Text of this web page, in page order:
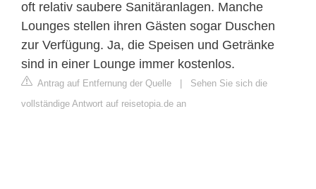
oft relativ saubere Sanitäranlagen. Manche
Lounges stellen ihren Gästen sogar Duschen
zur Verfügung. Ja, die Speisen und Getränke
sind in einer Lounge immer kostenlos.
Antrag auf Entfernung der Quelle
Sehen Sie sich die
vollständige Antwort auf reisetopia.de an